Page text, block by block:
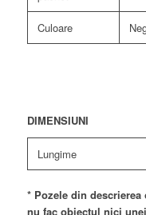
Culoare
DIMENSIUNI
Lungime
* Pozele din
nu fac obiectul nici